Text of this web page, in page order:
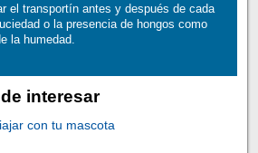
el transportín antes y después de cada
o la presencia de hongos como
la humedad.
interesar
con tu mascota